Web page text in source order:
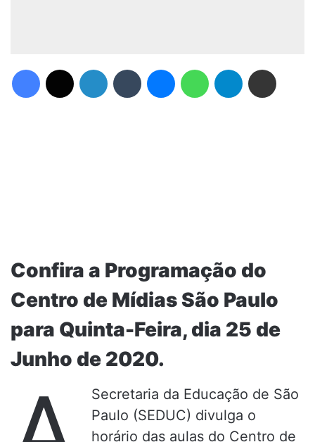
Confira a Programação do
Centro de Mídias São Paulo
para Quinta-Feira, dia 25 de
Junho de 2020.
Secretaria da Educação de São
Paulo (SEDUC) divulga o
horário das aulas do Centro de